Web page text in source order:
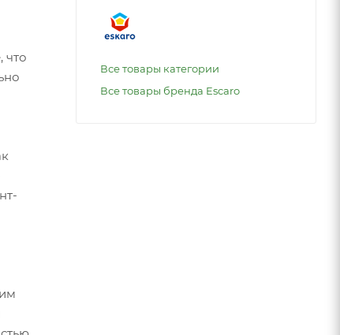
что
Все товары категории
Все товары бренда Escaro